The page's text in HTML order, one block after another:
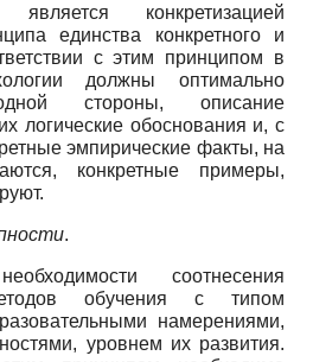
конкретизацией
единства конкретного и
с этим принципом в
должны оптимально
стороны, описание
логические обоснования и, с
эмпирические факты, на
конкретные примеры,
.
соотнесения
обучения с типом
намерениями,
уровнем их развития.